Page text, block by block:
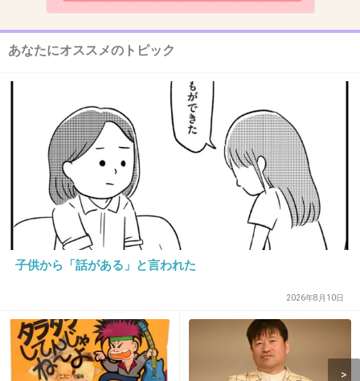
セレブ人生に傷が付いたってことにショックを
受けてそう
+405
2013/06/13(木) 12:13:18
一般人は逮捕されるのに、政治家一族のチノパ
ンはされないってやっぱり腑に落ちない
+473 -14
なんで逮捕されないのー？
-8
あなたにオススメのトピック
子供から「話がある」と言われた
2026年8月10日